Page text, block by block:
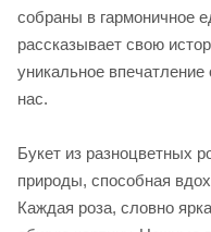
собраны в гармоничное
рассказывает свою
уникальное впечатление
нас.
Букет из разноцветных
природы, способная
Каждая роза, словно